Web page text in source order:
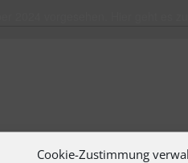
Cookie-Zustimmung